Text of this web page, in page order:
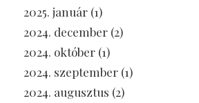
2025. január (1)
2024. december (2)
2024. október (1)
2024. szeptember (1)
2024. augusztus (2)